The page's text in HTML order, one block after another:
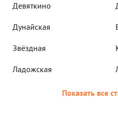
Девяткино
Дунайская
Звёздная
Ладожская
Показать все